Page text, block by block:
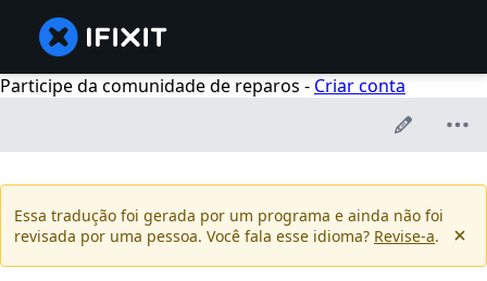
Participe da comunidade de reparos - Criar conta
Essa tradução foi gerada por um programa e ainda não foi
revisada por uma pessoa. Você fala esse idioma? Revise-a.